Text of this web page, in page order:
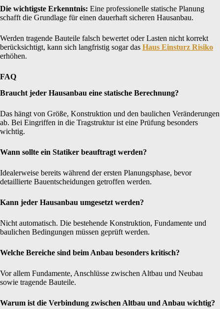
Die wichtigste Erkenntnis: Eine professionelle statische Planung
schafft die Grundlage für einen dauerhaft sicheren Hausanbau.
Werden tragende Bauteile falsch bewertet oder Lasten nicht korrekt
berücksichtigt, kann sich langfristig sogar das Haus Einsturz Risiko
erhöhen.
FAQ
Braucht jeder Hausanbau eine statische Berechnung?
Das hängt von Größe, Konstruktion und den baulichen Veränderungen
ab. Bei Eingriffen in die Tragstruktur ist eine Prüfung besonders
wichtig.
Wann sollte ein Statiker beauftragt werden?
Idealerweise bereits während der ersten Planungsphase, bevor
detaillierte Bauentscheidungen getroffen werden.
Kann jeder Hausanbau umgesetzt werden?
Nicht automatisch. Die bestehende Konstruktion, Fundamente und
baulichen Bedingungen müssen geprüft werden.
Welche Bereiche sind beim Anbau besonders kritisch?
Vor allem Fundamente, Anschlüsse zwischen Altbau und Neubau
sowie tragende Bauteile.
Warum ist die Verbindung zwischen Altbau und Anbau wichtig?